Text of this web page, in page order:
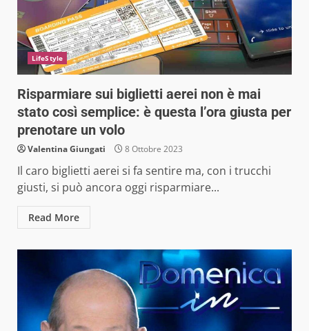
LifeStyle
Risparmiare sui biglietti aerei non è mai
stato così semplice: è questa l’ora giusta per
prenotare un volo
Valentina Giungati 8 Ottobre 2023
Il caro biglietti aerei si fa sentire ma, con i trucchi
giusti, si può ancora oggi risparmiare...
Read More